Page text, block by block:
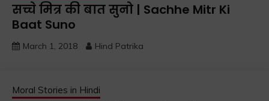
सच्चे मित्र की बात सुनो | Sachhe Mitr Ki
Baat Suno
March 1, 2018 Hind Patrika
Moral Stories in Hindi